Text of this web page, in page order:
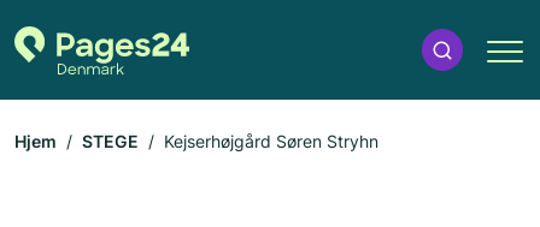
Hjem STEGE Kejserhøjgård Søren Stryhn